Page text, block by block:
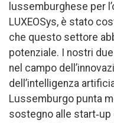
lussemburghese per
LUXEOSys, è stato
che questo settore
potenziale. I nostri
nel campo
dell’intelligenza
Lussemburgo punta
sostegno alle